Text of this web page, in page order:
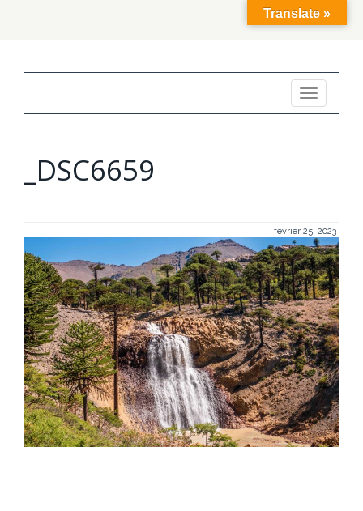
Toggle
navigation
_DSC6659
février 25, 2023
Translate »